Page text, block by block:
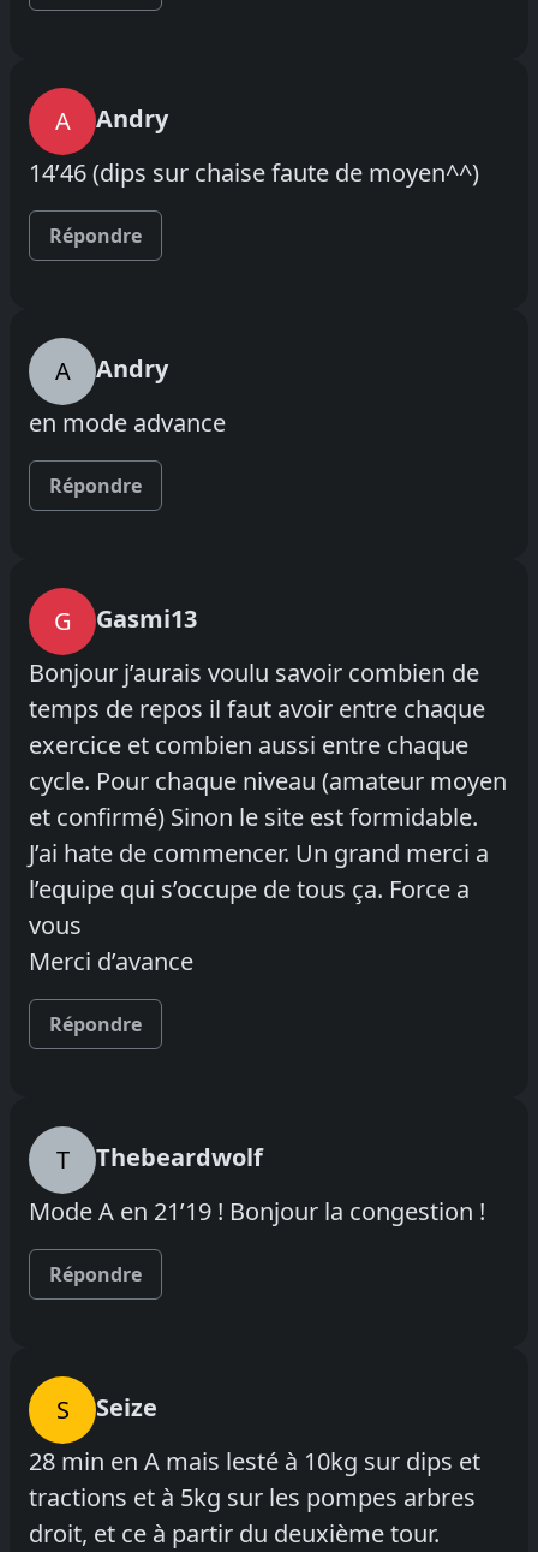
A
Andry
14’46 (dips sur chaise faute de moyen^^)
Répondre
A
Andry
en mode advance
Répondre
G
Gasmi13
Bonjour j’aurais voulu savoir combien de
temps de repos il faut avoir entre chaque
exercice et combien aussi entre chaque
cycle. Pour chaque niveau (amateur moyen
et confirmé) Sinon le site est formidable.
J’ai hate de commencer. Un grand merci a
l’equipe qui s’occupe de tous ça. Force a
vous
Merci d’avance
Répondre
T
Thebeardwolf
Mode A en 21’19 ! Bonjour la congestion !
Répondre
S
Seize
28 min en A mais lesté à 10kg sur dips et
tractions et à 5kg sur les pompes arbres
droit, et ce à partir du deuxième tour.